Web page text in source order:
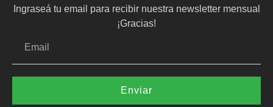
Ingraseá tu email para recibir nuestra newsletter mensual
¡Gracias!
Enviar